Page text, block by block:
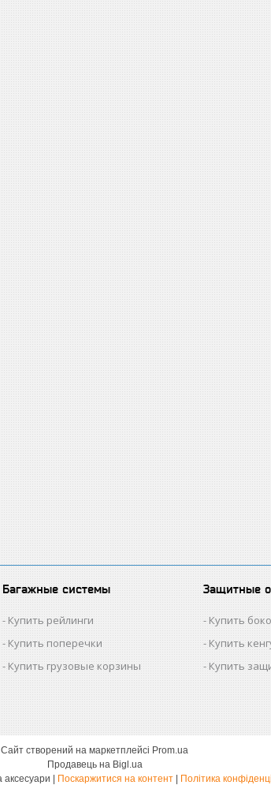
Багажные системы
Купить рейлинги
Купить поперечки
Купить грузовые корзины
Защитные
Купить
Купить
Купить
Сайт створений на маркетплейсі Prom.ua
Продавець на Bigl.ua
Поскаржитися на контент Політика